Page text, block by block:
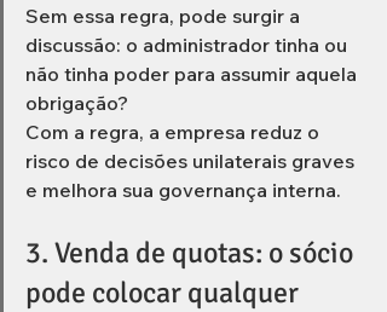
Sem essa regra, pode surgir a
discussão: o administrador tinha ou
não tinha poder para assumir aquela
obrigação?
Com a regra, a empresa reduz o
risco de decisões unilaterais graves
e melhora sua governança interna.
3. Venda de quotas: o sócio
pode colocar qualquer